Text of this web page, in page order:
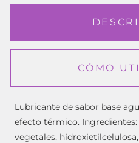
CÓMO
Lubricante de sabor base
efecto térmico.
vegetales,